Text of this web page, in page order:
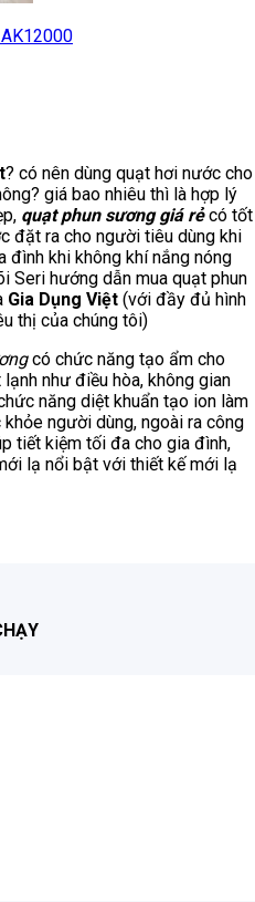
? có nên dùng quạt hơi nước cho
giá bao nhiêu thì là hợp lý
quạt phun sương giá rẻcó tốt
đặt ra cho người tiêu dùng khi
đình khi không khí nắng nóng
Seri hướng dẫn mua quạt phun
Gia Dụng Việt (với đầy đủ hình
thị của chúng tôi)
có chức năng tạo ẩm cho
như điều hòa, không gian
năng diệt khuẩn tạo ion làm
người dùng, ngoài ra công
tiết kiệm tối đa cho gia đình,
lạ nổi bật với thiết kế mới lạ